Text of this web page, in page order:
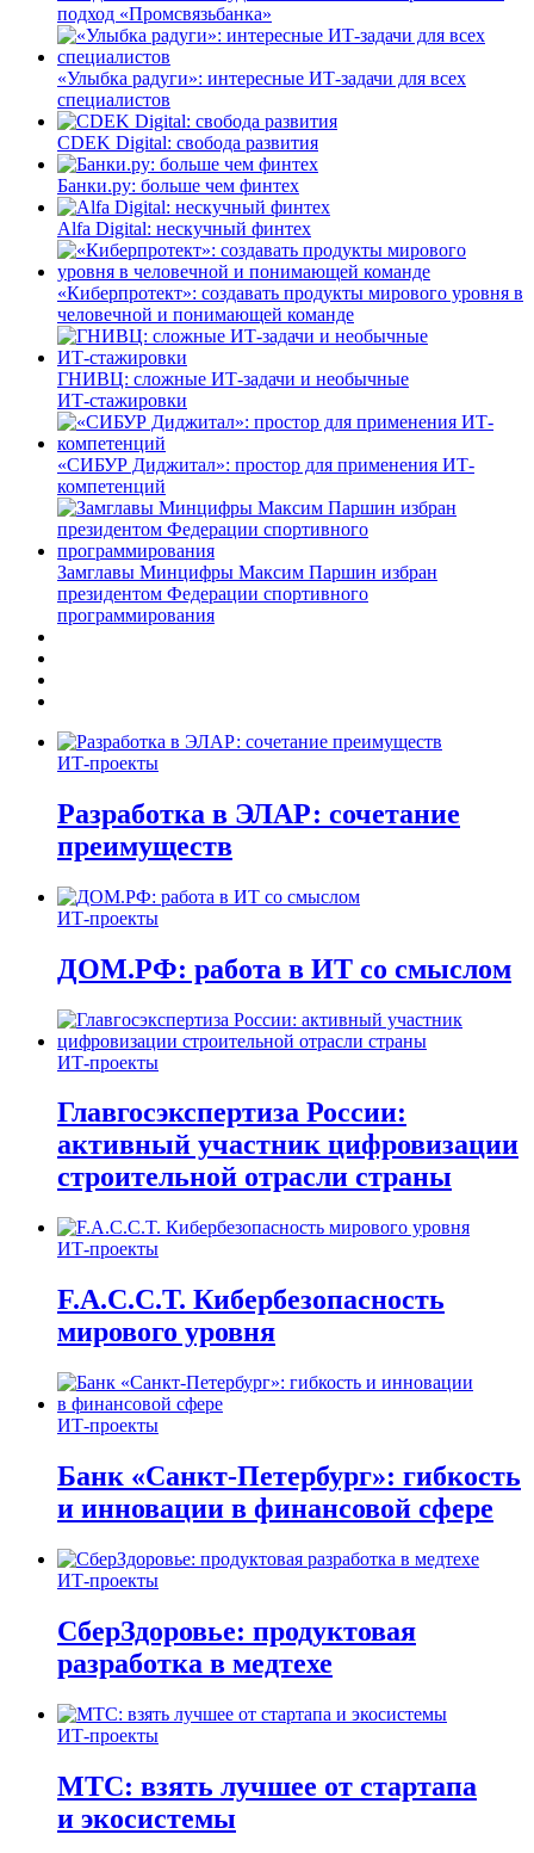
подход «Промсвязьбанка»
«Улыбка радуги»: интересные ИТ-задачи для всех
специалистов
CDEK Digital: свобода развития
Банки.ру: больше чем финтех
Alfa Digital: нескучный финтех
«Киберпротект»: создавать продукты мирового уровня в
человечной и понимающей команде
ГНИВЦ: сложные ИТ‑задачи и необычные
ИТ‑стажировки
«СИБУР Диджитал»: простор для применения ИТ-
компетенций
Замглавы Минцифры Максим Паршин избран
президентом Федерации спортивного
программирования
ИТ-проекты
Разработка в ЭЛАР: сочетание
преимуществ
ИТ-проекты
ДОМ.РФ: работа в ИТ со смыслом
ИТ-проекты
Главгосэкспертиза России:
активный участник цифровизации
строительной отрасли страны
ИТ-проекты
F.A.C.C.T. Кибербезопасность
мирового уровня
ИТ-проекты
Банк «Санкт-Петербург»: гибкость
и инновации в финансовой сфере
ИТ-проекты
СберЗдоровье: продуктовая
разработка в медтехе
ИТ-проекты
МТС: взять лучшее от стартапа
и экосистемы